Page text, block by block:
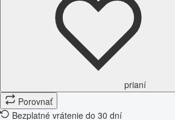
prianí
Porovnať
Bezplatné vrátenie do 30 dní